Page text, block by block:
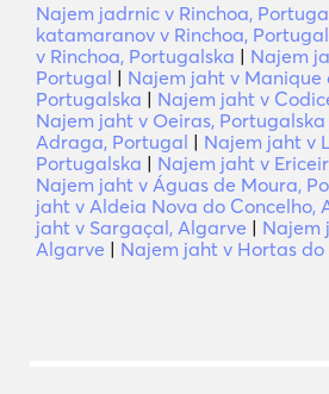
Najem jadrnic v Rinchoa,
katamaranov v Rinchoa,
v Rinchoa, Portugalska | Najem
Portugal | Najem jaht v Manique
Portugalska | Najem jaht v
Najem jaht v Oeiras, Portugalska
Adraga, Portugal | Najem jaht v
Portugalska | Najem jaht v
Najem jaht v Águas de Moura,
jaht v Aldeia Nova do Concelho,
jaht v Sargaçal, Algarve | Najem
Algarve | Najem jaht v Hortas